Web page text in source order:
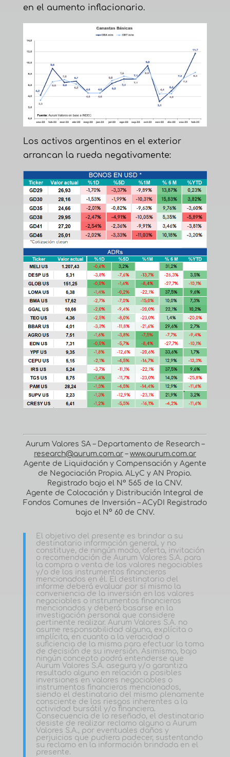
en el aumento inflacionario.
Los activos argentinos en el exterior
arrancan la rueda negativamente:
Aurum Valores SA – Departamento de Research –
research@aurum.com.ar– www.aurum.com.ar
Agente de Liquidación y Compensación y Agente
de Negociación Propia. ALyC y AN Propio.
Registrado bajo el Nº 565 de la CNV.
Agente de Colocación y Distribución Integral de
Fondos Comunes de Inversión – ACyDI Registrado
bajo el N° 60 de CNV.
El objetivo del presente es brindar a su
destinatario información general, y no
constituye, de ningún modo, oferta, invitación
o recomendación de Aurum Valores S.A. para
la compra o venta de los valores negociables
y/o de los instrumentos financieros
mencionados en él. El destinatario del
informe deberá evaluar por sí mismo la
conveniencia de la inversión en los valores
negociables o instrumentos financieros
mencionados y deberá basarse en la
investigación personal que considere
pertinente realizar. Aurum Valores S.A. no
asume responsabilidad alguna, explícita o
implícita, en cuanto a la veracidad o
suficiencia de la misma para efectuar la toma
de decisión de su inversión. Asimismo, bajo
ningún concepto podrá entenderse que
Aurum Valores S.A. asegura y/o garantiza
resultado alguno en relación a posibles
inversiones en valores negociables o
instrumentos financieros mencionados,
siendo el destinatario del mismo plenamente
consciente de los riesgos inherentes a la
actividad bursátil y/o financiera.
Consecuencia de lo reseñado, el destinatario
desiste de realizar reclamo alguno a Aurum
Valores S.A., por eventuales daños y
perjuicios que pudiera padecer, sustentando
su reclamo en la información brindada en el
presente.